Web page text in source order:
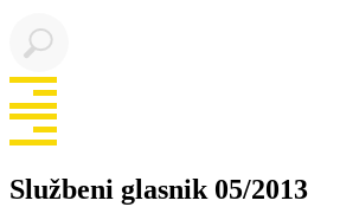
Službeni glasnik 05/2013